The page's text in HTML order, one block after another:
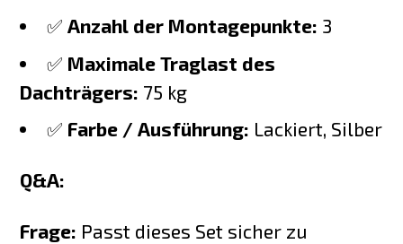
✅ Anzahl der Montagepunkte: 3
✅ Maximale Traglast des
Dachträgers: 75 kg
✅ Farbe / Ausführung: Lackiert, Silber
Q&A:
Frage: Passt dieses Set sicher zu